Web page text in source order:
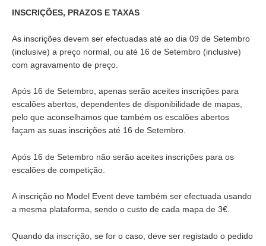
INSCRIÇÕES, PRAZOS E TAXAS
As inscrições devem ser efectuadas até ao dia 09 de Setembro
(inclusive) a preço normal, ou até 16 de Setembro (inclusive)
com agravamento de preço.
Após 16 de Setembro, apenas serão aceites inscrições para
escalões abertos, dependentes de disponibilidade de mapas,
pelo que aconselhamos que também os escalões abertos
façam as suas inscrições até 16 de Setembro.
Após 16 de Setembro não serão aceites inscrições para os
escalões de competição.
A inscrição no Model Event deve também ser efectuada usando
a mesma plataforma, sendo o custo de cada mapa de 3€.
Quando da inscrição, se for o caso, deve ser registado o pedido